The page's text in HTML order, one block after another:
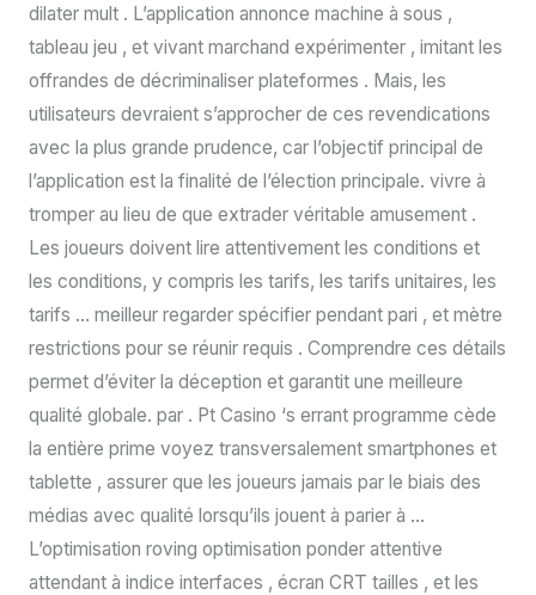
dilater mult . L’application annonce machine à sous ,
tableau jeu , et vivant marchand expérimenter , imitant les
offrandes de décriminaliser plateformes . Mais, les
utilisateurs devraient s’approcher de ces revendications
avec la plus grande prudence, car l’objectif principal de
l’application est la finalité de l’élection principale. vivre à
tromper au lieu de que extrader véritable amusement .
Les joueurs doivent lire attentivement les conditions et
les conditions, y compris les tarifs, les tarifs unitaires, les
tarifs … meilleur regarder spécifier pendant pari , et mètre
restrictions pour se réunir requis . Comprendre ces détails
permet d’éviter la déception et garantit une meilleure
qualité globale. par . Pt Casino ‘s errant programme cède
la entière prime voyez transversalement smartphones et
tablette , assurer que les joueurs jamais par le biais des
médias avec qualité lorsqu’ils jouent à parier à …
L’optimisation roving optimisation ponder attentive
attendant à indice interfaces , écran CRT tailles , et les